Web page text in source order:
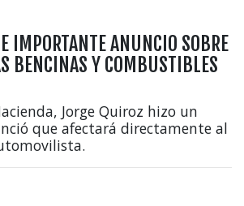
IMPORTANTE ANUNCIO SOBRE
BENCINAS Y COMBUSTIBLES
Jorge Quiroz hizo un
que afectará directamente al